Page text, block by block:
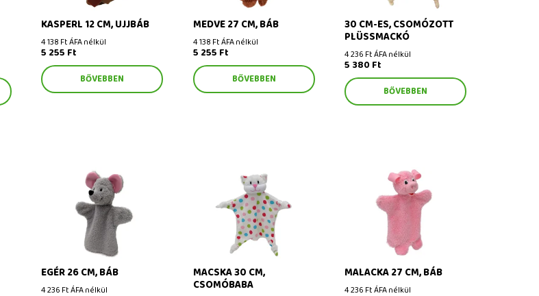
KASPERL 12 CM, UJJBÁB
4 138 Ft ÁFA nélkül
5 255 Ft
BŐVEBBEN
MEDVE 27 CM, BÁB
4 138 Ft ÁFA nélkül
5 255 Ft
BŐVEBBEN
30 CM-ES, CSOMÓZOTT
PLÜSSMACKÓ
4 236 Ft ÁFA nélkül
5 380 Ft
BŐVEBBEN
Egér 26 cm, báb
EGÉR 26 CM, BÁB
4 236 Ft ÁFA nélkül
Macska 30 cm, csomóbaba
MACSKA 30 CM,
CSOMÓBABA
Malacka 27 cm, báb
MALACKA 27 CM, BÁB
4 236 Ft ÁFA nélkül